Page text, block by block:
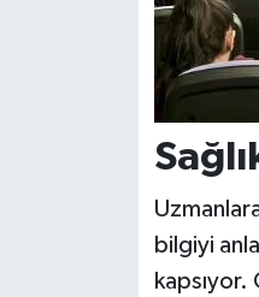
bilgiyi
kapsıyor.